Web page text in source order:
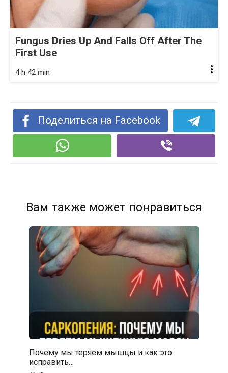
Fungus Dries Up And Falls Off After The
First Use
4 h 42 min
Поделиться на Facebook
Вам также может понравиться
Почему мы теряем мышцы и как это
исправить…